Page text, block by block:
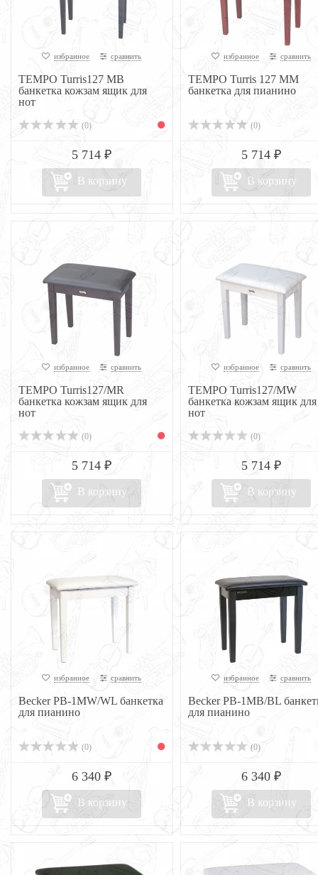
избранное сравнить
TEMPO Turris127 MB
банкетка кожзам ящик для
нот
(0)
5 714 ₽
В корзину
избранное сравнить
TEMPO Turris 127 MM
банкетка для пианино
(0)
5 714 ₽
В корзину
избранное сравнить
TEMPO Turris127/MR
банкетка кожзам ящик для
нот
(0)
5 714 ₽
В корзину
избранное сравнить
TEMPO Turris127/MW
банкетка кожзам ящик для
нот
(0)
5 714 ₽
В корзину
избранное сравнить
Becker PB-1MW/WL банкетка
для пианино
(0)
6 340 ₽
В корзину
избранное сравнить
Becker PB-1MB/BL
для пианино
(0)
6 340 ₽
В корзину